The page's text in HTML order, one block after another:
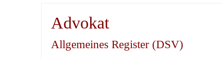
Advokat
Allgemeines Register (DSV)